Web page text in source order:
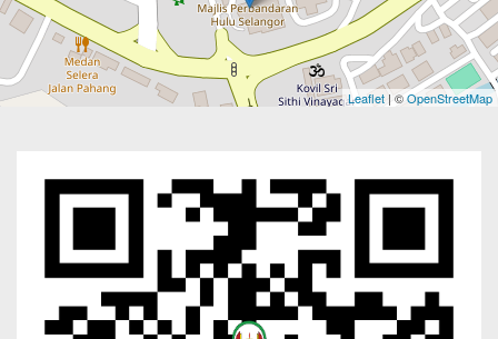
Leaflet | ©OpenStreetMap